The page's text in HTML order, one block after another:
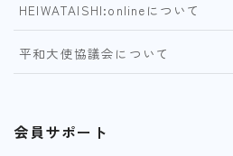
HEIWATAISHI:onlineについて
平和大使協議会について
会員サポート